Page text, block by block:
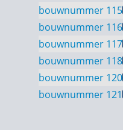
bouwnummer 115
bouwnummer 116
bouwnummer 117
bouwnummer 118
bouwnummer 120
bouwnummer 121